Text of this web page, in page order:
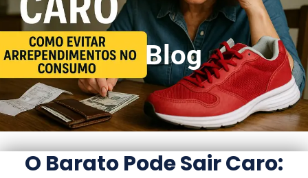
Blog
O Barato Pode Sair Caro: